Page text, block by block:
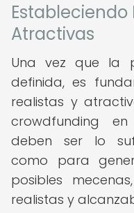
Estableciendo
Atractivas
Una vez que la
definida, es
realistas y
crowdfunding
deben ser lo
como para
posibles
realistas y